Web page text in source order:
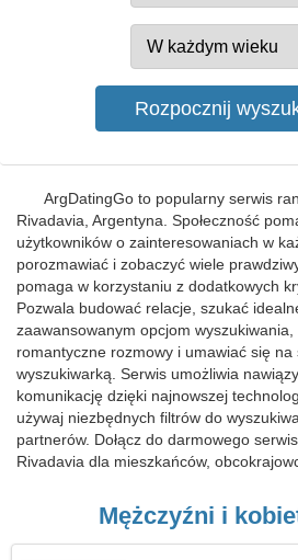
ArgDatingGo to popularny serwis
Rivadavia, Argentyna. Społeczność
użytkowników o zainteresowaniach w
porozmawiać i zobaczyć wiele
pomaga w korzystaniu z dodatkowych
Pozwala budować relacje, szukać
zaawansowanym opcjom
romantyczne rozmowy i umawiać się
wyszukiwarką. Serwis umożliwia
komunikację dzięki najnowszej
używaj niezbędnych filtrów do
partnerów. Dołącz do darmowego
Rivadavia dla mieszkańców,
Mężczyźni i